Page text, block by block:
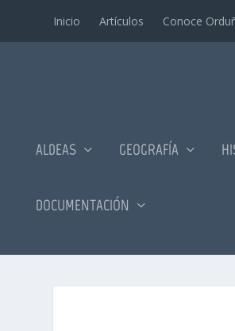
Inicio Artí­culos Conoce
ALDEAS GEOGRAFÍA
DOCUMENTACIÓN